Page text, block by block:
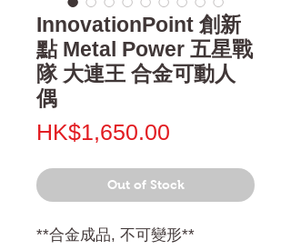
InnovationPoint 創新
點 Metal Power 五星戰
隊 大連王 合金可動人
偶
HK$1,650.00
Out of Stock
**合金成品, 不可變形**